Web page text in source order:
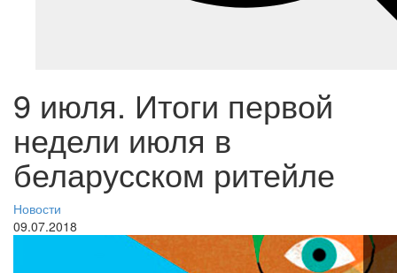
9 июля. Итоги первой
недели июля в
беларусском ритейле
Новости
09.07.2018